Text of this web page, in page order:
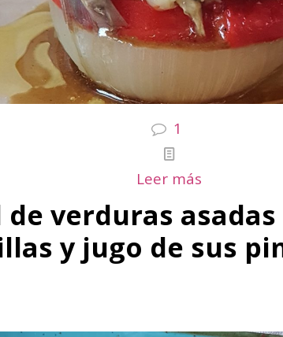
1
Leer más
verduras asadas
y jugo de sus